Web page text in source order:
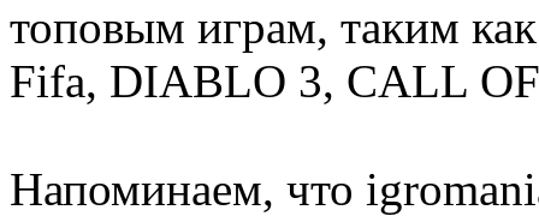
топовым играм, таким
Fifa, DIABLO 3, CALL
Напоминаем, что